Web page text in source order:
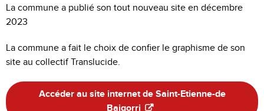
La commune a publié son tout nouveau site en décembre
2023
La commune a fait le choix de confier le graphisme de son
site au collectif Translucide.
Accéder au site internet de Saint-Etienne-de
Baigorri